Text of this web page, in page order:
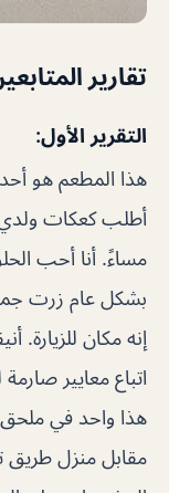
تقارير
التقرير الأول:
هذا المطعم هو
مساءً. أنا أحب
بشكل عام زرت
إنه مكان للزيارة.
اتباع معايير
هذا واحد في ملحق
مقابل منزل